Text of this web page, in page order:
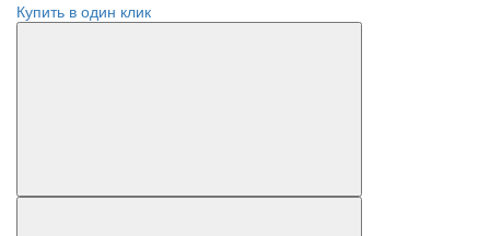
Купить в один клик